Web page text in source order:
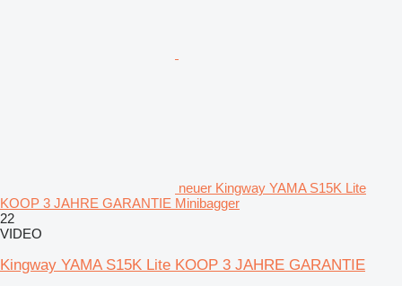
neuer Kingway YAMA S15K Lite
KOOP 3 JAHRE GARANTIE Minibagger
22
VIDEO
Kingway YAMA S15K Lite KOOP 3 JAHRE GARANTIE